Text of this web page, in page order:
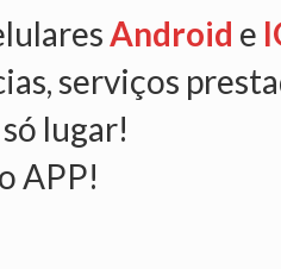
Android e
serviços
lugar!
APP!